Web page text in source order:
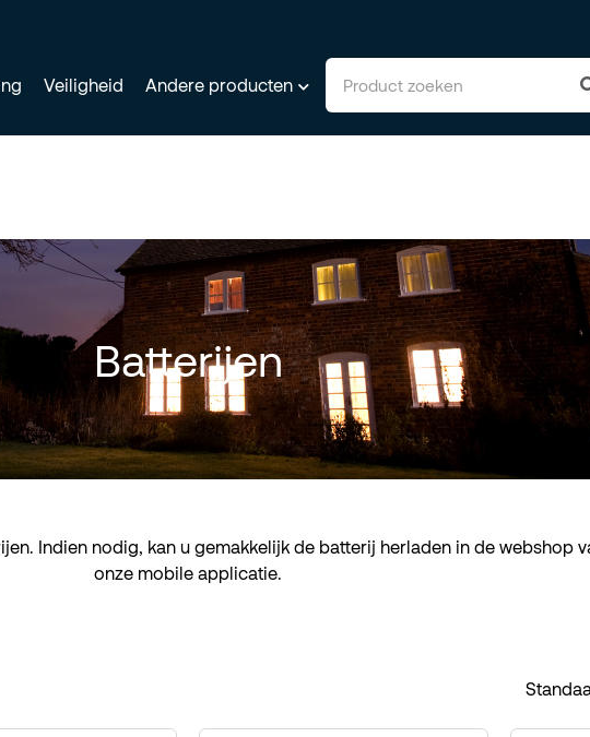
Veiligheid Andere producten
Batterijen
Indien nodig, kan u gemakkelijk de batterij herladen in de webshop
onze mobile applicatie.